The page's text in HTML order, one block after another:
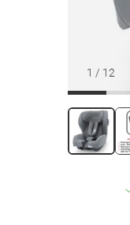
1 / 12